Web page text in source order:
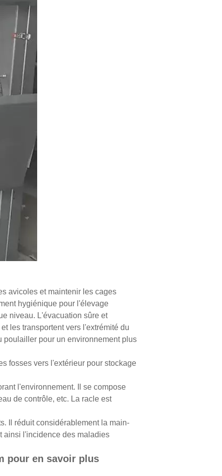
avicoles et maintenir les cages
hygiénique pour l'élevage
niveau. L'évacuation sûre et
les transportent vers l'extrémité du
poulailler pour un environnement plus
fosses vers l'extérieur pour stockage
l'environnement. Il se compose
de contrôle, etc. La racle est
Il réduit considérablement la main-
ainsi l'incidence des maladies
pour en savoir plus